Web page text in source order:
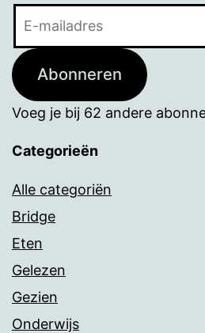
Abonneren
Voeg je bij 62 andere
Categorieën
Alle categoriën
Bridge
Eten
Gelezen
Gezien
Onderwijs